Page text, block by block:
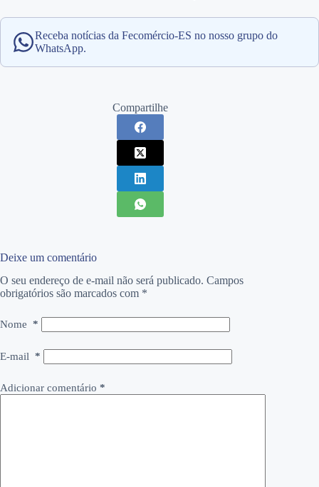
Receba notícias da Fecomércio-ES no nosso grupo do
WhatsApp.
Compartilhe
Deixe um comentário
O seu endereço de e-mail não será publicado. Campos
obrigatórios são marcados com *
Nome *
E-mail *
Adicionar comentário *